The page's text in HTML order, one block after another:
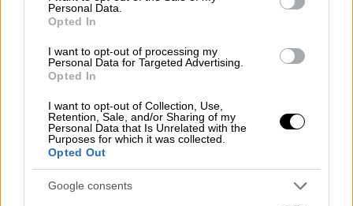
Personal Data.
Opted In
I want to opt-out of processing my
Personal Data for Targeted Advertising.
Opted In
I want to opt-out of Collection, Use,
Retention, Sale, and/or Sharing of my
Personal Data that Is Unrelated with the
Purposes for which it was collected.
Opted Out
Google consents
Οι μετεωρολόγοι προειδοποιούν:
Έρχεται ακραία επικίνδυνος καιρός –
Επί ποδός ο κρατικός μηχανισμός για το
νέο κύμα κακοκαιρίας